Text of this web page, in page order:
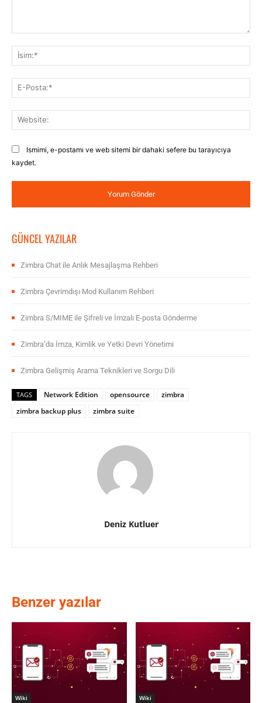
Ismimi, e-postamı ve web sitemi bir dahaki sefere bu tarayıcıya
kaydet.
GÜNCEL YAZILAR
Zimbra Chat ile Anlık Mesajlaşma Rehberi
Zimbra Çevrimdışı Mod Kullanım Rehberi
Zimbra S/MIME ile Şifreli ve İmzalı E-posta Gönderme
Zimbra’da İmza, Kimlik ve Yetki Devri Yönetimi
Zimbra Gelişmiş Arama Teknikleri ve Sorgu Dili
TAGS Network Edition opensource
zimbra
zimbra backup plus
zimbra suite
Deniz Kutluer
Benzer yazılar
Wiki Wiki